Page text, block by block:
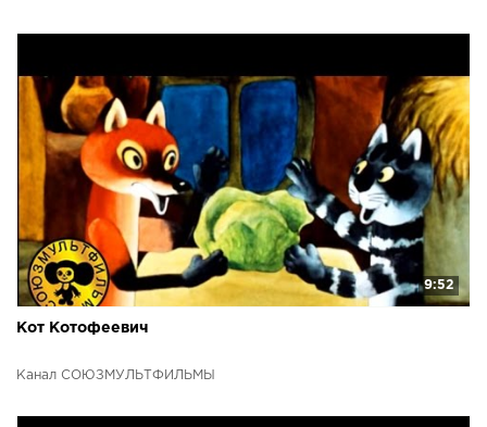
9:52
Кот Котофеевич
Канал СОЮЗМУЛЬТФИЛЬМЫ